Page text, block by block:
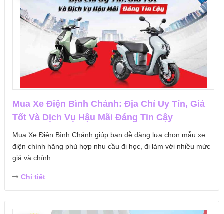
Mua Xe Điện Bình Chánh: Địa Chỉ Uy Tín, Giá
Tốt Và Dịch Vụ Hậu Mãi Đáng Tin Cậy
Mua Xe Điện Bình Chánh giúp bạn dễ dàng lựa chọn mẫu xe
điện chính hãng phù hợp nhu cầu đi học, đi làm với nhiều mức
giá và chính...
Chi tiết